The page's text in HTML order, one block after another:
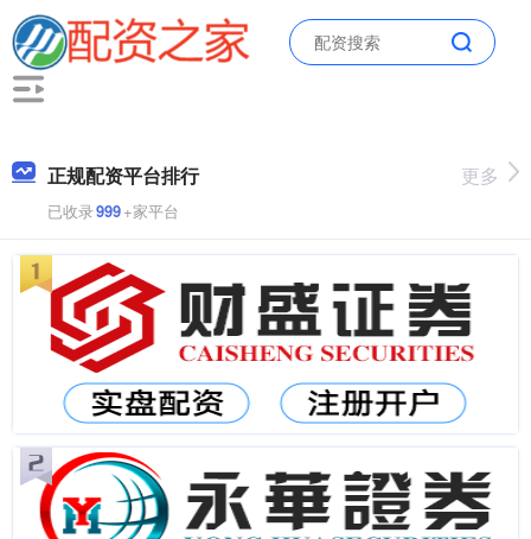
正规配资平台排行
已收录999+家平台
更多